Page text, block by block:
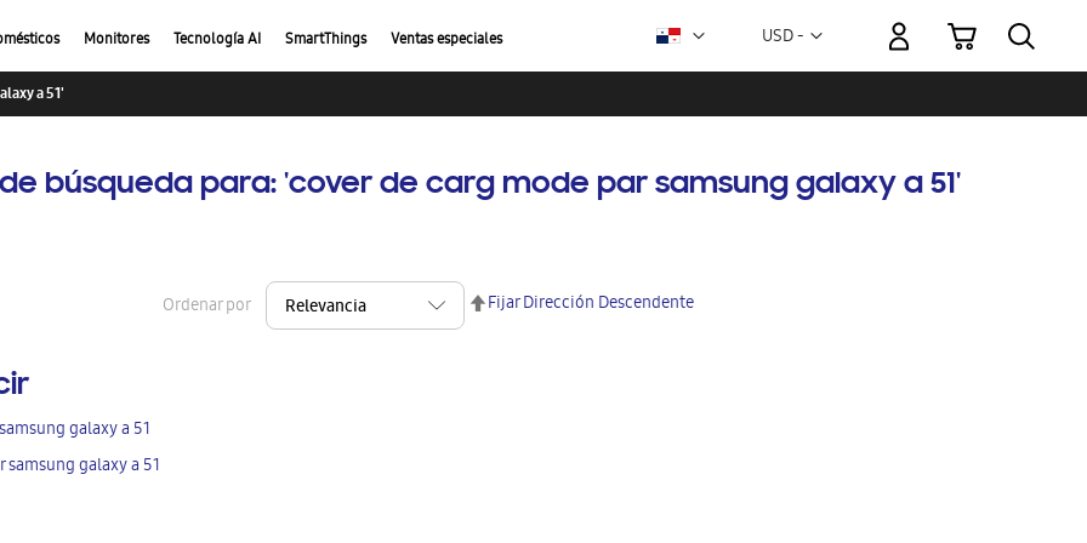
Monitores Tecnología AI SmartThings Ventas especiales Moneda
USD -
Mi carrito
a 51'
búsqueda para: 'cover de carg mode par samsung galaxy a 51'
Ordenar por
Fijar Dirección Descendente
galaxy a 51
galaxy a 51